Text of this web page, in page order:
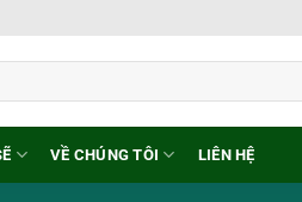
VỀ CHÚNG TÔI LIÊN HỆ